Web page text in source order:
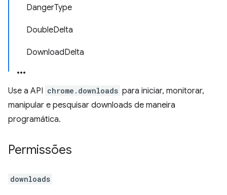
DangerType
DoubleDelta
DownloadDelta
Use a API chrome.downloads para iniciar, monitorar,
manipular e pesquisar downloads de maneira
programática.
Permissões
downloads